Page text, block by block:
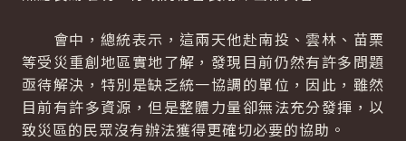
會中，總統表示，這兩天他赴南投、雲林、苗栗
等受災重創地區實地了解，發現目前仍然有許多問題
亟待解決，特別是缺乏統一協調的單位，因此，雖然
目前有許多資源，但是整體力量卻無法充分發揮，以
致災區的民眾沒有辦法獲得更確切必要的協助。